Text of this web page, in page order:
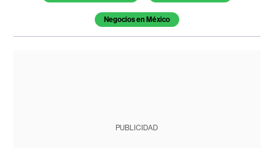
Negocios en México
PUBLICIDAD